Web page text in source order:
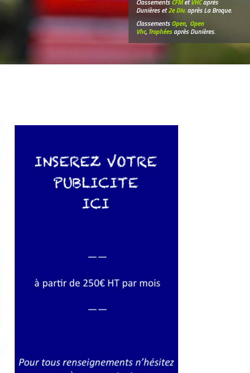
ClassementsCFMetVHCaprès
Dunières et2e Div. après La Broque.
ClassementsOpen, Open
Vhc, Trophéesaprès Dunières.